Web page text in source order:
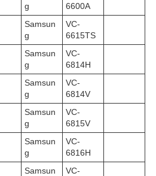
g
6600A
Samsun
g
VC-
6615TS
Samsun
g
VC-
6814H
Samsun
g
VC-
6814V
Samsun
g
VC-
6815V
Samsun
g
VC-
6816H
Samsun
VC-